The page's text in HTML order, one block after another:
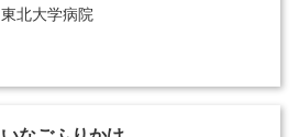
東北大学病院